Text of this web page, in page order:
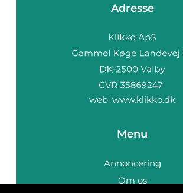
Adresse
web: www.klikko.dk
Menu
Annoncering
Om os